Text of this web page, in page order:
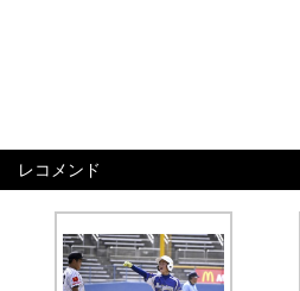
レコメンド